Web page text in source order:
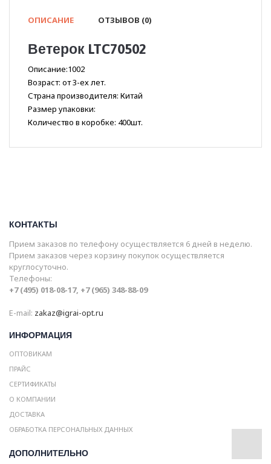
ОПИСАНИЕ ОТЗЫВОВ (0)
Ветерок LTC70502
Описание:1002
Возраст: от 3-ех лет.
Страна производителя: Китай
Размер упаковки:
Количество в коробке: 400шт.
КОНТАКТЫ
Прием заказов по телефону осуществляется 6 дней в неделю.
Прием заказов через корзину покупок осуществляется
круглосуточно.
Телефоны:
+7 (495) 018-08-17, +7 (965) 348-88-09
E-mail: zakaz@igrai-opt.ru
ИНФОРМАЦИЯ
ОПТОВИКАМ
ПРАЙС
СЕРТИФИКАТЫ
О КОМПАНИИ
ДОСТАВКА
ОБРАБОТКА ПЕРСОНАЛЬНЫХ ДАННЫХ
ДОПОЛНИТЕЛЬНО